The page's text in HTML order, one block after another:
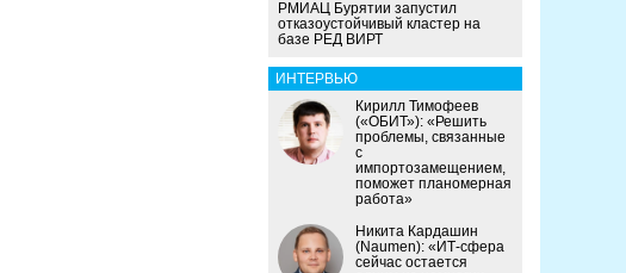
РМИАЦ Бурятии запустил
отказоустойчивый кластер на
базе РЕД ВИРТ
ИНТЕРВЬЮ
Кирилл Тимофеев
(«ОБИТ»): «Решить
проблемы, связанные
с
импортозамещением,
поможет планомерная
работа»
Никита Кардашин
(Naumen): «ИТ-сфера
сейчас остается